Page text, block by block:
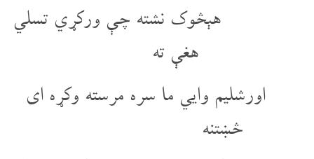
هېڅوک نشته چې ورکړي تسلي
هغې ته
اورشلیم وایي ما سره مرسته وکړه ای
څښتنه